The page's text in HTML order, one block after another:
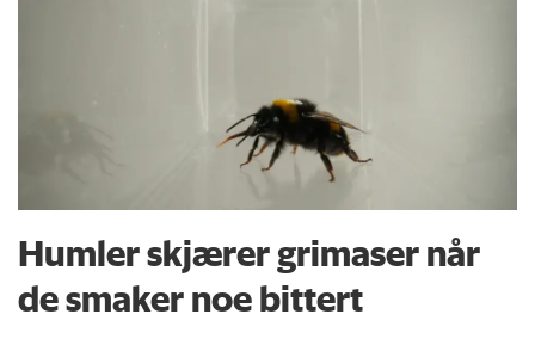
Humler skjærer grimaser når
de smaker noe bittert